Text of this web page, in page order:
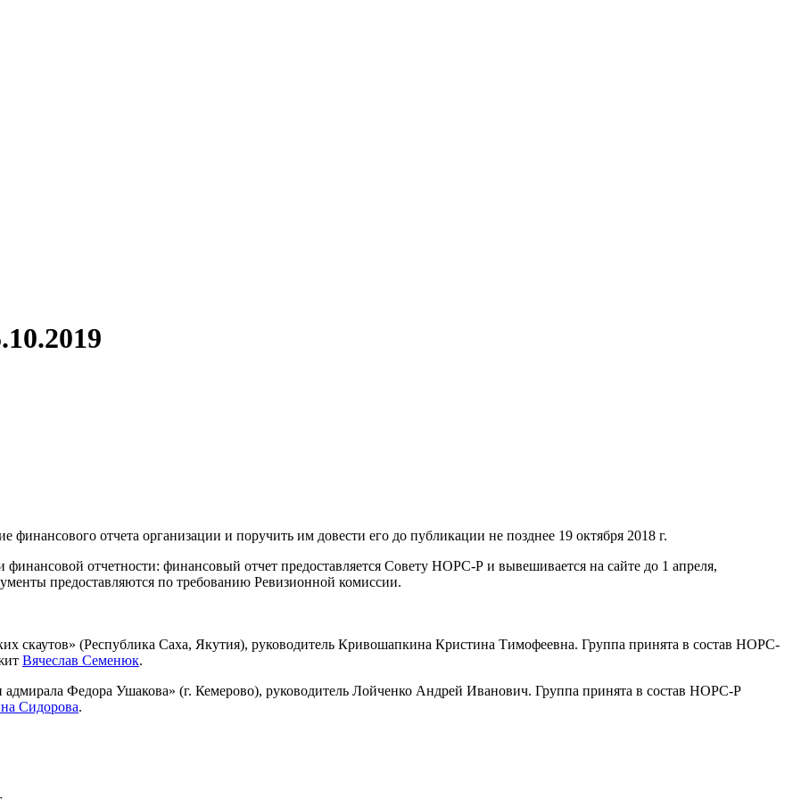
отчета организации и поручить им довести его до публикации не позднее 19 октября 2018 г.
отчетности: финансовый отчет предоставляется Совету НОРС-Р и вывешивается на сайте до 1 апреля,
предоставляются по требованию Ревизионной комиссии.
скаутов» (Республика Саха, Якутия), руководитель Кривошапкина Кристина Тимофеевна. Группа принята в состав НОРС-
Вячеслав Семенюк.
Федора Ушакова» (г. Кемерово), руководитель Лойченко Андрей Иванович. Группа принята в состав НОРС-Р
Сидорова.